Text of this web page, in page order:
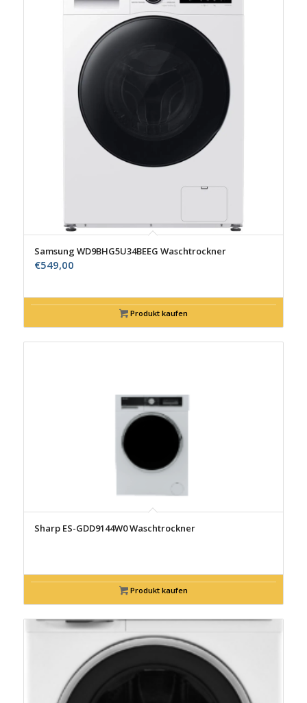
Samsung WD9BHG5U34BEEG Waschtrockner
€549,00
Produkt kaufen
Sharp ES-GDD9144W0 Waschtrockner
Produkt kaufen